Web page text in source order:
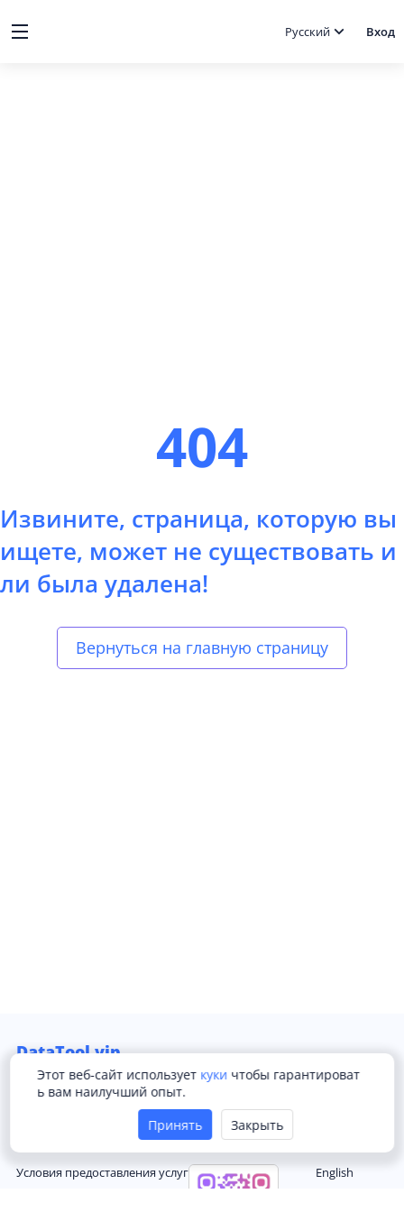
Русский Вход
404
Извините, страница, которую вы
ищете, может не существовать и
ли была удалена!
Вернуться на главную страницу
DataTool.vip
Электронная почта:support@datatool.vip
Условия предоставления услуг
Telegram Сообщество
English
Этот веб-сайт использует куки чтобы гарантироват
ь вам наилучший опыт.
Принять
Закрыть